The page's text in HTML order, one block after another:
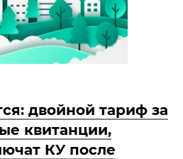
двойной тариф за
квитанции,
КУ после